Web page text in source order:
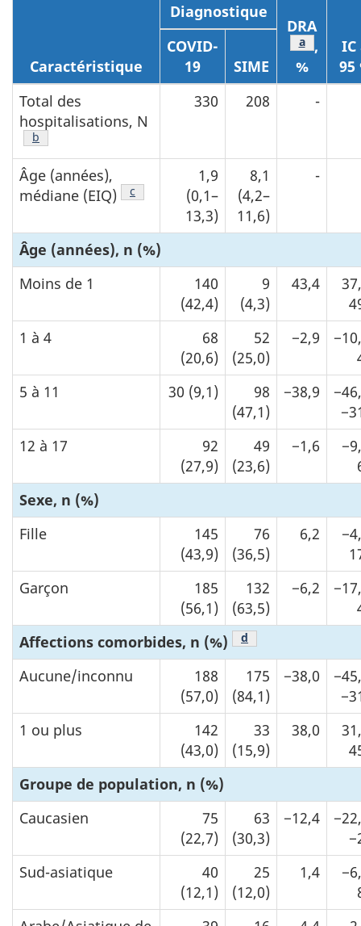
Caractéristique
Diagnostique
DRA
Note de
a
,
%
IC
95
COVID-
19
SIME
Total des
hospitalisations, N
Note de bas de page
b
330 208 -
Âge (années),
médiane (EIQ)
Note de bas de page
c
1,9
(0,1–
13,3)
8,1
(4,2–
11,6)
-
Âge (années), n (%)
Moins de 1
140
(42,4)
9
(4,3)
43,4
1 à 4
68
(20,6)
52
(25,0)
−2,9
5 à 11
30 (9,1)
98
(47,1)
−38,9
12 à 17
92
(27,9)
49
(23,6)
−1,6
Sexe, n (%)
Fille
145
(43,9)
76
(36,5)
6,2
Garçon
185
(56,1)
132
(63,5)
−6,2
Affections comorbides, n (%)
Note de bas de page
d
Aucune/inconnu
188
(57,0)
175
(84,1)
−38,0
1 ou plus
142
(43,0)
33
(15,9)
38,0
Groupe de population, n (%)
Caucasien
75
(22,7)
63
(30,3)
−12,4
Sud-asiatique
40
(12,1)
25
(12,0)
1,4